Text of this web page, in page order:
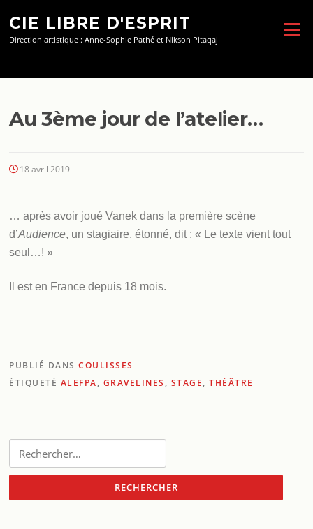
contenu
CIE LIBRE D'ESPRIT
Direction artistique : Anne-Sophie Pathé et Nikson Pitaqaj
Menu
Au 3ème jour de l’atelier…
18 avril 2019
… après avoir joué Vanek dans la première scène
d’Audience, un stagiaire, étonné, dit : « Le texte vient tout
seul…! »
Il est en France depuis 18 mois.
PUBLIÉ DANSCOULISSES
ÉTIQUETÉ ALEFPA, GRAVELINES , STAGE,THÉÂTRE